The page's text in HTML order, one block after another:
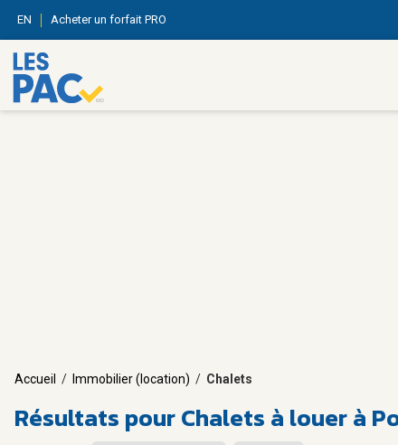
EN Acheter un forfait PRO
Accueil / Immobilier (location) / Chalets
Résultats pourChalets à louer à